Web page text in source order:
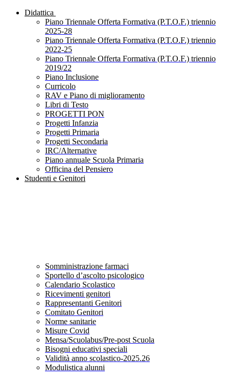
Didattica
Piano Triennale Offerta Formativa (P.T.O.F.) triennio
2025-28
Piano Triennale Offerta Formativa (P.T.O.F.) triennio
2022-25
Piano Triennale Offerta Formativa (P.T.O.F.) triennio
2019/22
Piano Inclusione
Curricolo
RAV e Piano di miglioramento
Libri di Testo
PROGETTI PON
Progetti Infanzia
Progetti Primaria
Progetti Secondaria
IRC/Alternative
Piano annuale Scuola Primaria
Officina del Pensiero
Studenti e Genitori
Somministrazione farmaci
Sportello d’ascolto psicologico
Calendario Scolastico
Ricevimenti genitori
Rappresentanti Genitori
Comitato Genitori
Norme sanitarie
Misure Covid
Mensa/Scuolabus/Pre-post Scuola
Bisogni educativi speciali
Validità anno scolastico-2025.26
Modulistica alunni